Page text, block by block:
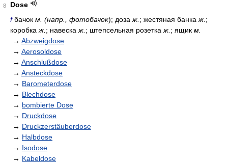
8
Dose
fбачок м. (напр., фотобачок); доза ж. ; жестяная банка ж. ;
коробка ж. ; навеска ж. ; штепсельная розетка ж. ; ящик м.
→ Abzweigdose
→ Aerosoldose
→ Anschlußdose
→ Ansteckdose
→ Barometerdose
→ Blechdose
→ bombierte Dose
→ Druckdose
→ Druckzerstäuberdose
→ Halbdose
→ Isodose
→ Kabeldose